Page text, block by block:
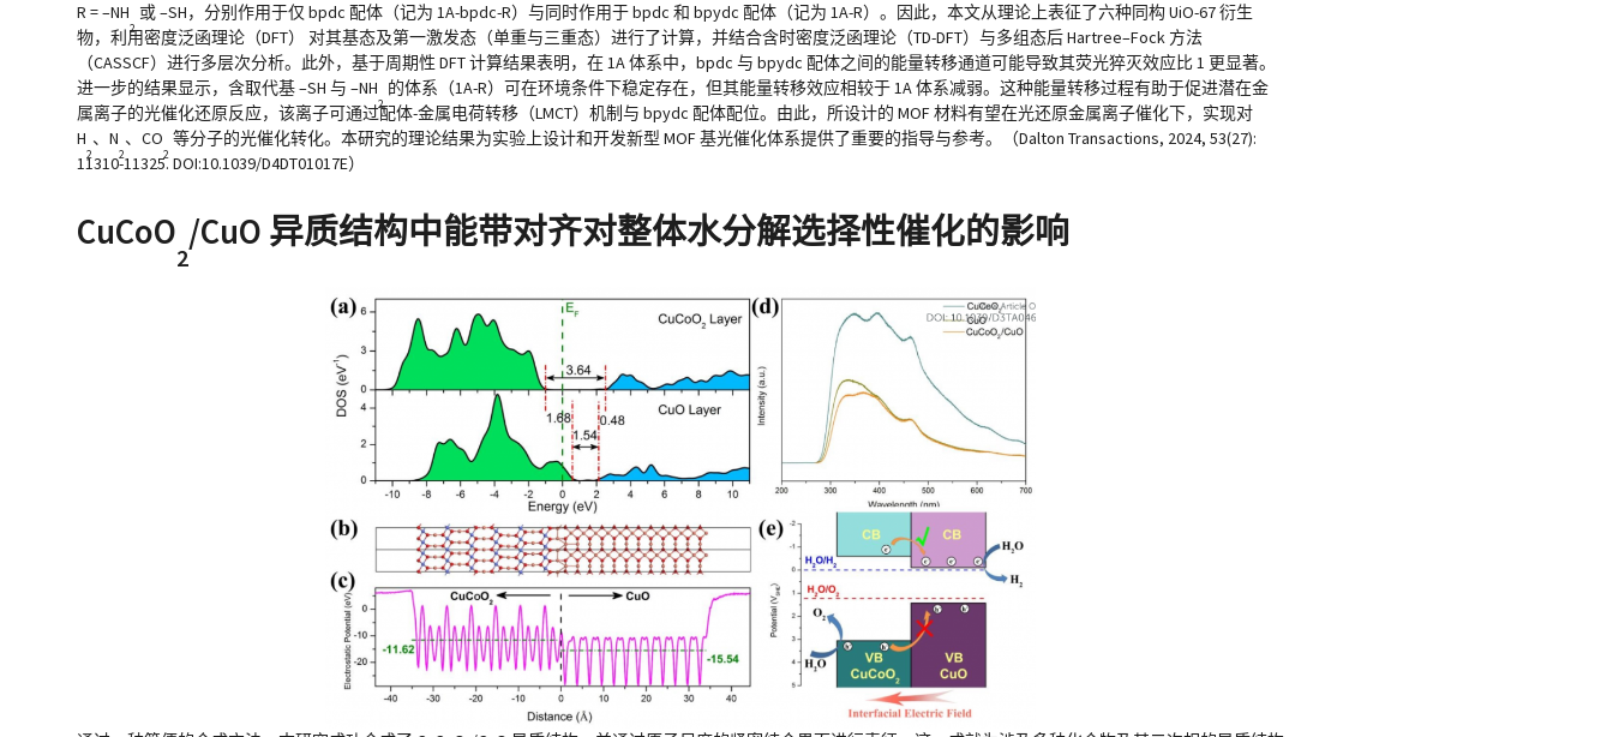
R = –NH
2
或 –SH，分别作用于仅 bpdc 配体（记为 1A-bpdc-R）与同时作用于 bpdc 和 bpydc 配体（记为 1A-R）。因此，本文从理论上表征了六种同构 UiO-67 衍生
物，利用密度泛函理论（DFT） 对其基态及第一激发态（单重与三重态）进行了计算，并结合含时密度泛函理论（TD-DFT）与多组态后 Hartree–Fock 方法
（CASSCF）进行多层次分析。此外，基于周期性 DFT 计算结果表明，在 1A 体系中，bpdc 与 bpydc 配体之间的能量转移通道可能导致其荧光猝灭效应比 1 更显著。
进一步的结果显示，含取代基 –SH 与 –NH
2
的体系（1A-R）可在环境条件下稳定存在，但其能量转移效应相较于 1A 体系减弱。这种能量转移过程有助于促进潜在金
属离子的光催化还原反应，该离子可通过配体-金属电荷转移（LMCT）机制与 bpydc 配体配位。由此，所设计的 MOF 材料有望在光还原金属离子催化下，实现对
H
2
、N
2
、CO
2
等分子的光催化转化。本研究的理论结果为实验上设计和开发新型 MOF 基光催化体系提供了重要的指导与参考。（Dalton Transactions, 2024, 53(27):
11310-11325. DOI:10.1039/D4DT01017E）
CuCoO
2
/CuO 异质结构中能带对齐对整体水分解选择性催化的影响